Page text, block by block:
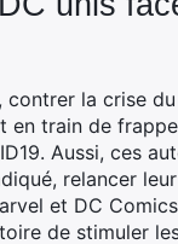
contrer la crise
en train de
Aussi, ces
relancer
et DC
de stimuler